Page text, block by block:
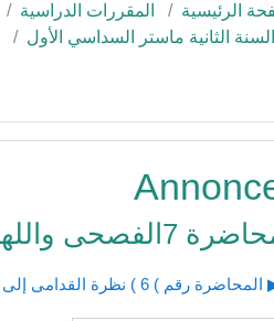
الرئيسية المقررات الدراسية
السنة الثانية ماستر السداسي الأول
واللهجة: تطبيقات في التطور الصوتي
رقم ) 6 ) نظرة القدامى إلى اللهجات العربية